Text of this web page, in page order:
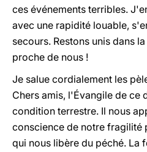
ces événements terribles.
avec une rapidité louable,
secours. Restons unis dans
proche de nous !
Je salue cordialement les
Chers amis, l'Évangile de ce
condition terrestre. Il nous
conscience de notre fragilité
qui nous libère du péché. La